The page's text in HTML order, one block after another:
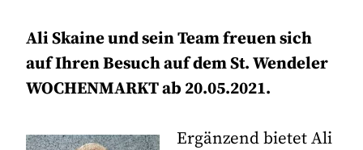
Ali Skaine und sein Team freuen sich
auf Ihren Besuch auf dem St. Wendeler
WOCHENMARKT ab 20.05.2021.
Ergänzend bietet Ali